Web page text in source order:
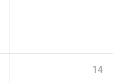
14